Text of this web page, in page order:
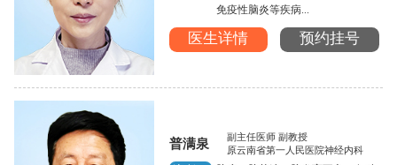
免疫性脑炎等疾病...
医生详情 预约挂号
普满泉
副主任医师 副教授
原云南省第一人民医院神经内科